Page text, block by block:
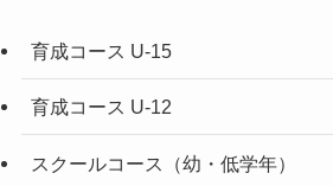
育成コース U-15
育成コース U-12
スクールコース（幼・低学年）